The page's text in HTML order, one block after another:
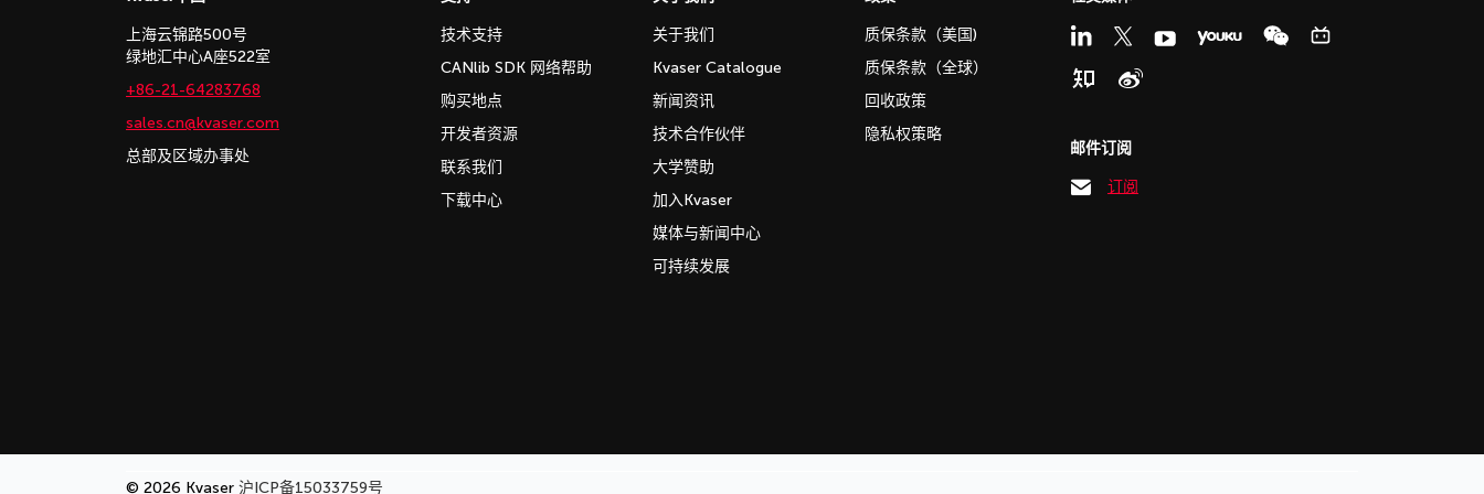
上海云锦路500号
绿地汇中心A座522室
+86-21-64283768
sales.cn@kvaser.com
总部及区域办事处
技术支持
CANlib SDK 网络帮助
购买地点
开发者资源
联系我们
下载中心
关于我们
Kvaser Catalogue
新闻资讯
技术合作伙伴
大学赞助
加入Kvaser
媒体与新闻中心
可持续发展
质保条款（美国)
质保条款（全球）
回收政策
隐私权策略
邮件订阅
订阅
© 2026 Kvaser 沪ICP备15033759号